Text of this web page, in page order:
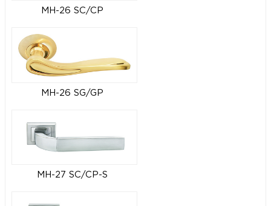
MH-26 SC/CP
MH-26 SG/GP
MH-27 SC/CP-S